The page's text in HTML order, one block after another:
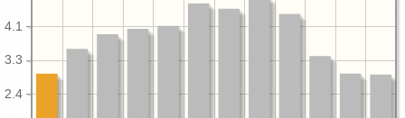
2.4
3.3
4.1